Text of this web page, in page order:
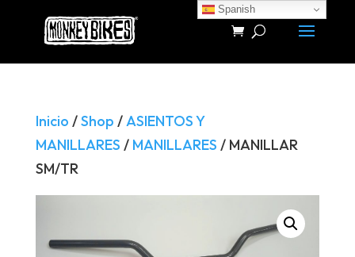
Búsqueda
productos
Inicio /Shop /ASIENTOS Y
MANILLARES / MANILLARES / MANILLAR
SM/TR
Spanish